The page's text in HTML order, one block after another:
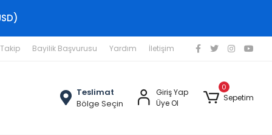
Bayilik Başvurusu Yardım İletişim
Teslimat
Bölge Seçin
Giriş Yap
Üye Ol
0
Sepetim